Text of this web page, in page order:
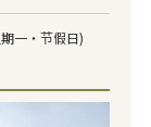
一・节假日)